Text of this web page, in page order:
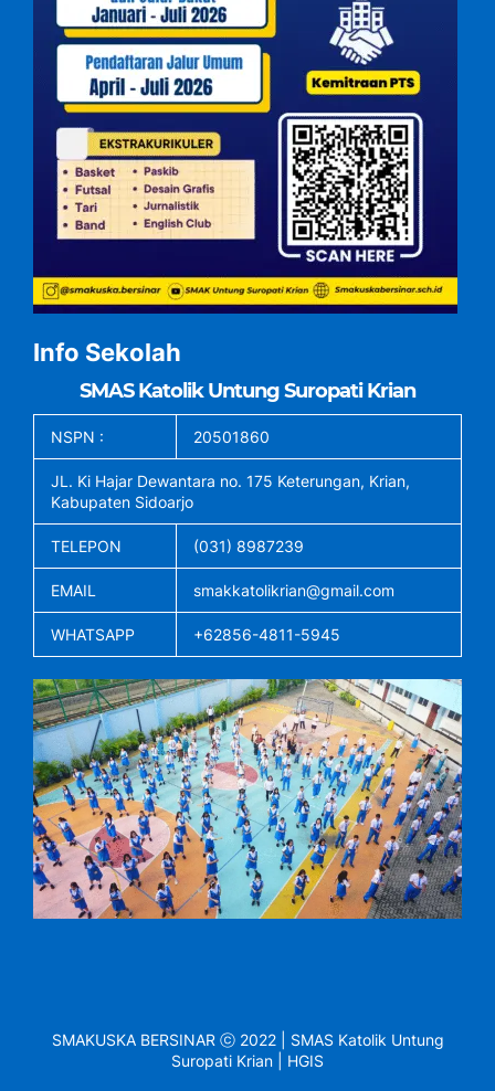
Info Sekolah
SMAS Katolik Untung Suropati Krian
NSPN : 20501860
JL. Ki Hajar Dewantara no. 175 Keterungan, Krian,
Kabupaten Sidoarjo
TELEPON (031) 8987239
EMAIL smakkatolikrian@gmail.com
WHATSAPP +62856-4811-5945
SMAKUSKA BERSINAR ⓒ 2022 | SMAS Katolik Untung
Suropati Krian | HGIS